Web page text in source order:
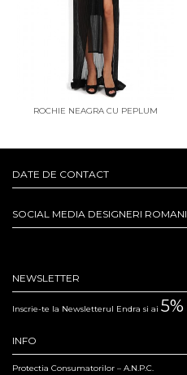
ROCHIE NEAGRA CU PEPLUM
DATE DE CONTACT
SOCIAL MEDIA DESIGNERI ROMANI
NEWSLETTER
Inscrie-te la Newsletterul Endra si ai 5%
INFO
Protectia Consumatorilor – A.N.P.C.